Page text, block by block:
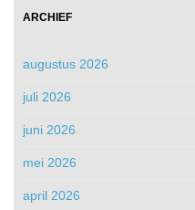
ARCHIEF
augustus 2026
juli 2026
juni 2026
mei 2026
april 2026